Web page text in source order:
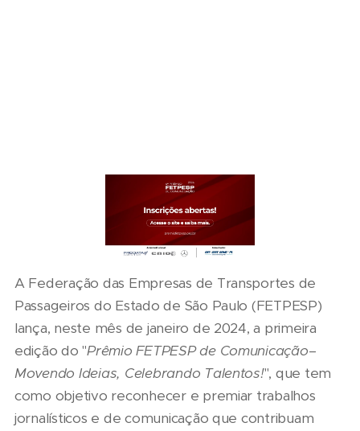
A Federação das Empresas de Transportes de
Passageiros do Estado de São Paulo (FETPESP)
lança, neste mês de janeiro de 2024, a primeira
edição do "Prêmio FETPESP de Comunicação–
Movendo Ideias, Celebrando Talentos!", que tem
como objetivo reconhecer e premiar trabalhos
jornalísticos e de comunicação que contribuam